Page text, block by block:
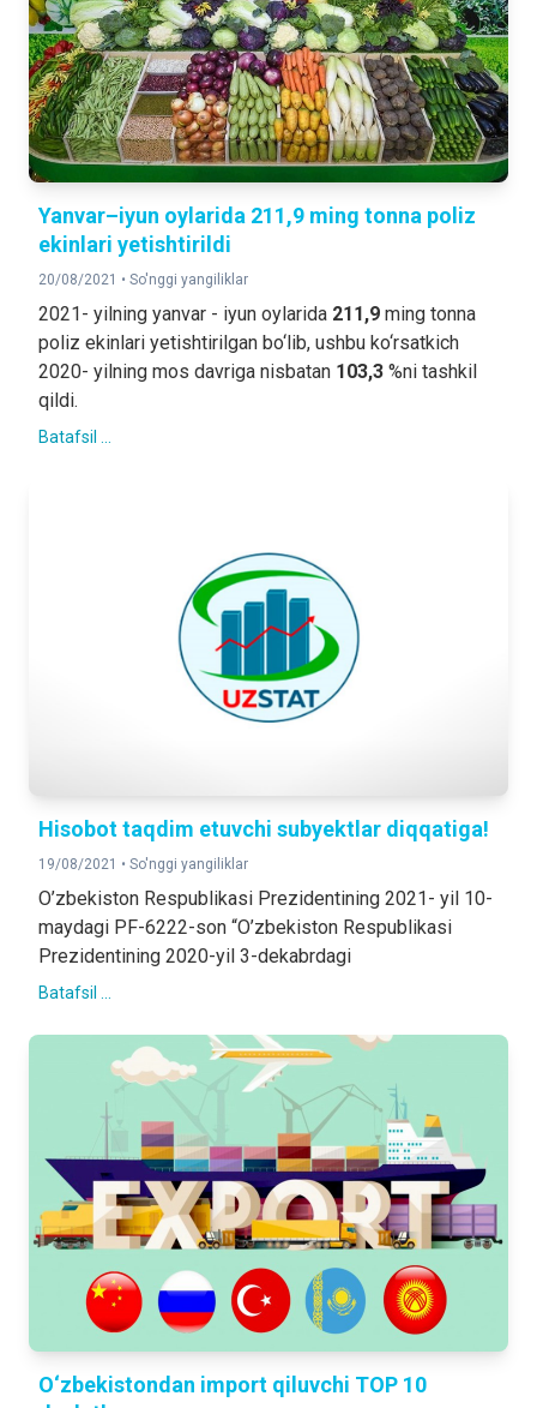
Yanvar–iyun oylarida 211,9 ming tonna poliz
ekinlari yetishtirildi
20/08/2021 • So'nggi yangiliklar
2021- yilning yanvar - iyun oylarida 211,9 ming tonna
poliz ekinlari yetishtirilgan bo‘lib, ushbu ko‘rsatkich
2020- yilning mos davriga nisbatan 103,3 %ni tashkil
qildi.
Batafsil ...
Hisobot taqdim etuvchi subyektlar diqqatiga!
19/08/2021 • So'nggi yangiliklar
O’zbekiston Respublikasi Prezidentining 2021- yil 10-
maydagi PF-6222-son “O’zbekiston Respublikasi
Prezidentining 2020-yil 3-dekabrdagi
Batafsil ...
O‘zbekistondan import qiluvchi TOP 10